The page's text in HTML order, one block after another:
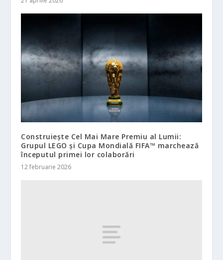
Construiește Cel Mai Mare Premiu al Lumii:
Grupul LEGO și Cupa Mondială FIFA™ marchează
începutul primei lor colaborări
12 februarie 2026